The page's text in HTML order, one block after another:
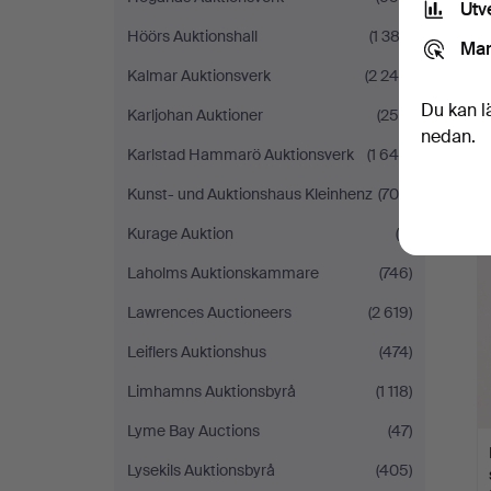
Höörs Auktionshall
(1 382)
Kalmar Auktionsverk
(2 246)
Karljohan Auktioner
(256)
Karlstad Hammarö Auktionsverk
(1 640)
Kunst- und Auktionshaus Kleinhenz (709)
Kurage Auktion
(4)
Laholms Auktionskammare
(746)
Lawrences Auctioneers
(2 619)
Leiflers Auktionshus
(474)
Limhamns Auktionsbyrå
(1 118)
Lyme Bay Auctions
(47)
Lysekils Auktionsbyrå
(405)
Du kan
nedan.